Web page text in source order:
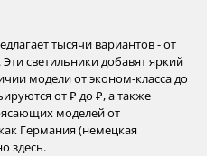
тысячи вариантов - от
светильники добавят яркий
модели от эконом-класса до
от ₽ до ₽, а также
моделей от
Германия (немецкая
здесь.